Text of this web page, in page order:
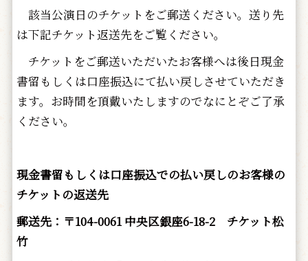
該当公演日のチケットをご郵送ください。送り先
は下記チケット返送先をご覧ください。
チケットをご郵送いただいたお客様へは後日現金
書留もしくは口座振込にて払い戻しさせていただき
ます。お時間を頂戴いたしますのでなにとぞご了承
ください。
現金書留もしくは口座振込での払い戻しのお客様の
チケットの返送先
郵送先：〒104-0061 中央区銀座6-18-2 チケット松
竹